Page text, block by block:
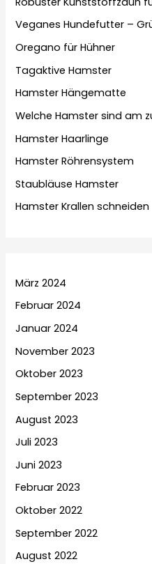
Veganes Hundefutter –
Oregano für Hühner
Tagaktive Hamster
Hamster Hängematte
Welche Hamster sind am
Hamster Haarlinge
Hamster Röhrensystem
Staubläuse Hamster
Hamster Krallen schneiden
März 2024
Februar 2024
Januar 2024
November 2023
Oktober 2023
September 2023
August 2023
Juli 2023
Juni 2023
Februar 2023
Oktober 2022
September 2022
August 2022